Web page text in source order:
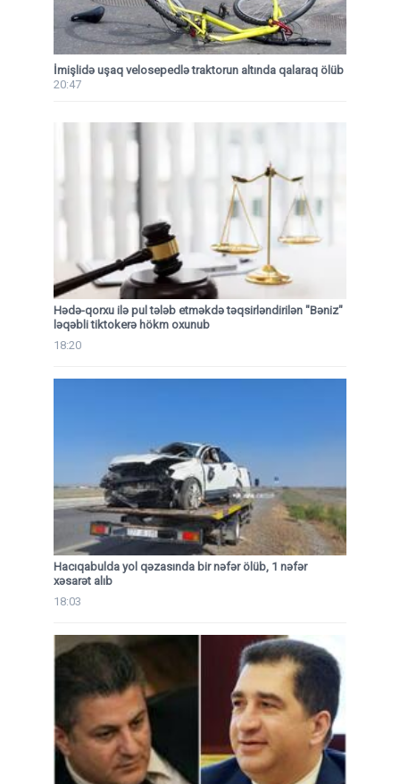
İmişlidə uşaq velosepedlə traktorun altında qalaraq ölüb
20:47
Hədə-qorxu ilə pul tələb etməkdə təqsirləndirilən "Bəniz"
ləqəbli tiktokerə hökm oxunub
18:20
Hacıqabulda yol qəzasında bir nəfər ölüb, 1 nəfər
xəsarət alıb
18:03